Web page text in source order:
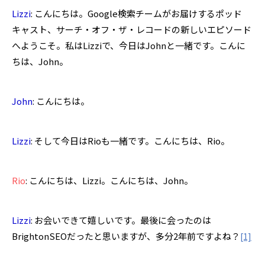
Lizzi: こんにちは。Google検索チームがお届けするポッド
キャスト、サーチ・オフ・ザ・レコードの新しいエピソード
へようこそ。私はLizziで、今日はJohnと一緒です。こんに
ちは、John。
John: こんにちは。
Lizzi: そして今日はRioも一緒です。こんにちは、Rio。
Rio: こんにちは、Lizzi。こんにちは、John。
Lizzi: お会いできて嬉しいです。最後に会ったのは
BrightonSEOだったと思いますが、多分2年前ですよね？ [1]